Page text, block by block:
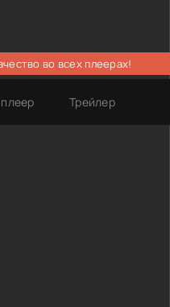
во всех плеерах!
Трейлер